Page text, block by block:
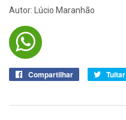
Autor: Lúcio Maranhão
Compartilhar
Compartilhar
Tuitar